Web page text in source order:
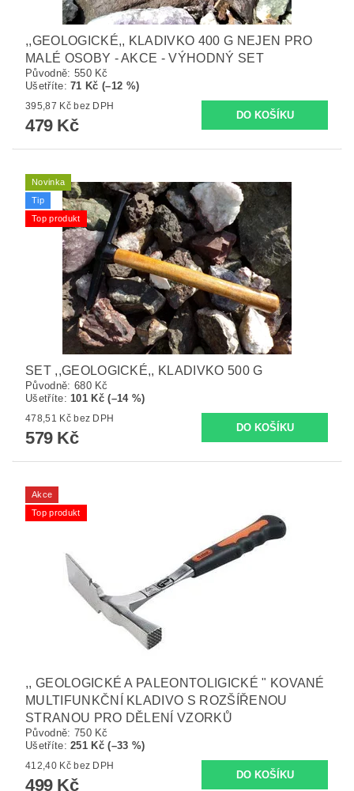
,,GEOLOGICKÉ,, KLADIVKO 400 G NEJEN PRO
MALÉ OSOBY - AKCE - VÝHODNÝ SET
Původně: 550 Kč
Ušetříte:71 Kč (–12 %)
395,87 Kč bez DPH
479 Kč
Novinka
Tip
Top produkt
SET ,,GEOLOGICKÉ,, KLADIVKO 500 G
Původně: 680 Kč
Ušetříte:101 Kč (–14 %)
478,51 Kč bez DPH
579 Kč
Akce
Top produkt
,, GEOLOGICKÉ A PALEONTOLIGICKÉ " KOVANÉ
MULTIFUNKČNÍ KLADIVO S ROZŠÍŘENOU
STRANOU PRO DĚLENÍ VZORKŮ
Původně: 750 Kč
Ušetříte:251 Kč (–33 %)
412,40 Kč bez DPH
499 Kč